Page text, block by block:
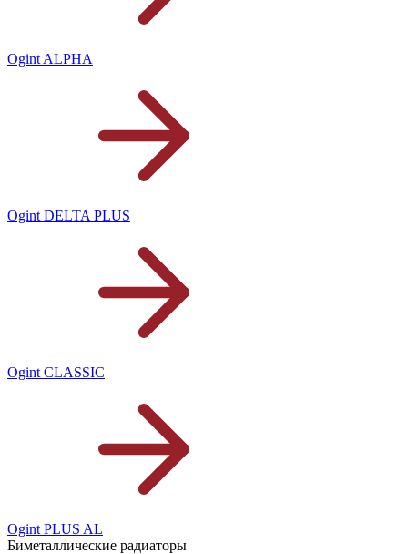
Ogint ALPHA
Ogint DELTA PLUS
Ogint CLASSIC
Ogint PLUS AL
Биметаллические радиаторы